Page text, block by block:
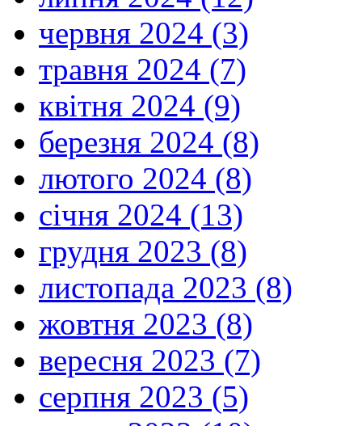
червня 2024 (3)
травня 2024 (7)
квітня 2024 (9)
березня 2024 (8)
лютого 2024 (8)
січня 2024 (13)
грудня 2023 (8)
листопада 2023 (8)
жовтня 2023 (8)
вересня 2023 (7)
серпня 2023 (5)